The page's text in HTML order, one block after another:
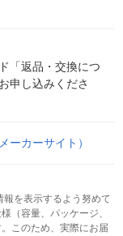
「返品・交換につ
申し込みくださ
ーカーサイト）
を表示するよう努めて
（容量、パッケージ、
このため、実際にお届